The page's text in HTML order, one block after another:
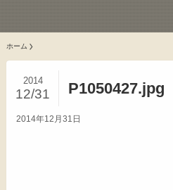
ホーム
P1050427.jpg
2014
12/31
2014年12月31日